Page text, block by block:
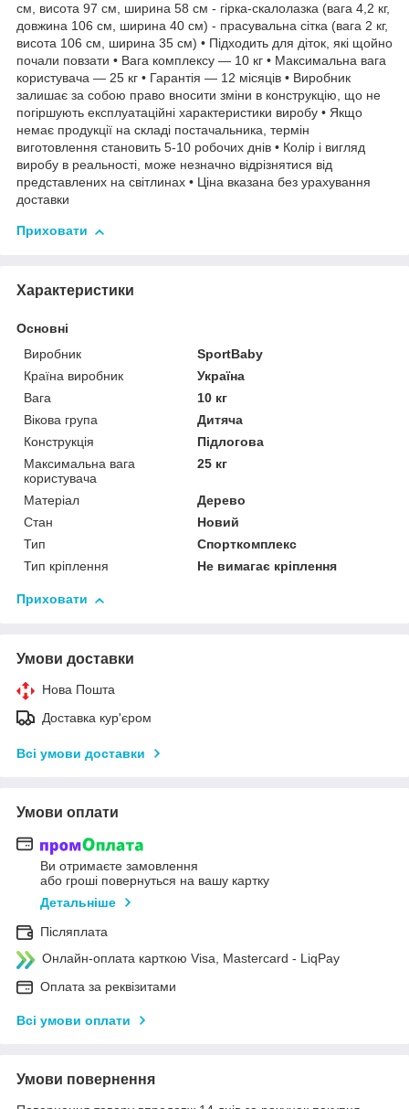
см, висота 97 см, ширина 58 см - гірка-скалолазка (вага 4,2 кг,
довжина 106 см, ширина 40 см) - прасувальна сітка (вага 2 кг,
висота 106 см, ширина 35 см) • Підходить для діток, які щойно
почали повзати • Вага комплексу — 10 кг • Максимальна вага
користувача — 25 кг • Гарантія — 12 місяців • Виробник
залишає за собою право вносити зміни в конструкцію, що не
погіршують експлуатаційні характеристики виробу • Якщо
немає продукції на складі постачальника, термін
виготовлення становить 5-10 робочих днів • Колір і вигляд
виробу в реальності, може незначно відрізнятися від
представлених на світлинах • Ціна вказана без урахування
доставки
Приховати
Характеристики
Основні
Виробник
SportBaby
Країна виробник
Україна
Вага
10 кг
Вікова група
Дитяча
Конструкція
Підлогова
Максимальна вага
користувача
25 кг
Матеріал
Дерево
Стан
Новий
Тип
Спорткомплекс
Тип кріплення
Не вимагає кріплення
Приховати
Умови доставки
Нова Пошта
Доставка кур'єром
Всі умови доставки
Умови оплати
Ви отримаєте замовлення
або гроші повернуться на вашу картку
Детальніше
Післяплата
Онлайн-оплата карткою Visa, Mastercard - LiqPay
Оплата за реквізитами
Всі умови оплати
Умови повернення